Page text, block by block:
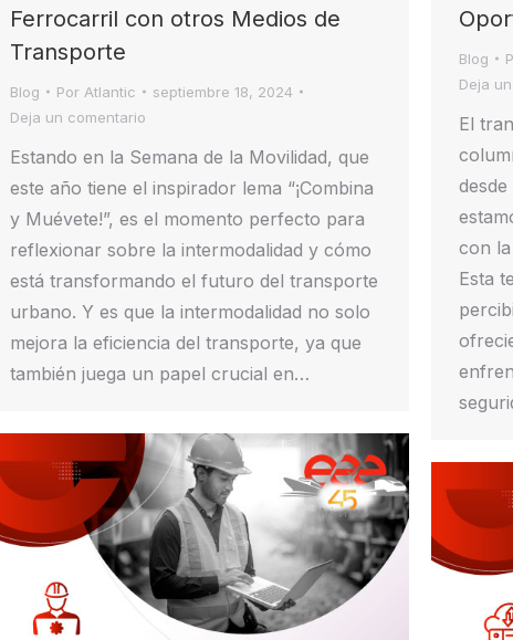
Blog
Deja
El
con
Esta
Ferrocarril con otros Medios de
Transporte
Blog Por Atlantic
septiembre 18, 2024
Deja un comentario
Estando en la Semana de la Movilidad, que
este año tiene el inspirador lema “¡Combina
y Muévete!”, es el momento perfecto para
reflexionar sobre la intermodalidad y cómo
está transformando el futuro del transporte
urbano. Y es que la intermodalidad no solo
mejora la eficiencia del transporte, ya que
también juega un papel crucial en…